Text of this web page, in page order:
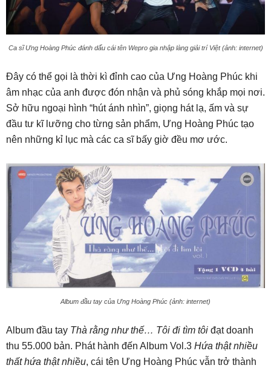
Ca sĩ Ưng Hoàng Phúc đánh dấu cái tên Wepro gia nhập làng giải trí Việt (ảnh: internet)
Đây có thể gọi là thời kì đỉnh cao của Ưng Hoàng Phúc khi
âm nhạc của anh được đón nhận và phủ sóng khắp mọi nơi.
Sở hữu ngoại hình “hút ánh nhìn”, giọng hát lạ, ấm và sự
đầu tư kĩ lưỡng cho từng sản phẩm, Ưng Hoàng Phúc tạo
nên những kỉ lục mà các ca sĩ bấy giờ đều mơ ước.
Album đầu tay của Ưng Hoàng Phúc (ảnh: internet)
Album đầu tay Thà rằng như thế… Tôi đi tìm tôi đạt doanh
thu 55.000 bản. Phát hành đến Album Vol.3 Hứa thật nhiều
thất hứa thật nhiều, cái tên Ưng Hoàng Phúc vẫn trở thành